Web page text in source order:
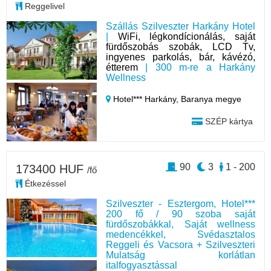
Szállás Szilveszter Harkány Hotel
WiFi, légkondícionálás, saját
fürdőszobás szobák, LCD Tv,
ingyenes parkolás, bár, kávézó,
étterem | 300 m-re a Harkány
Wellness
Hotel*** Harkány, Baranya megye
SZÉP kártya
Reggelivel
Szilveszter - Esztergom, Hotel***
200 fő / 90 szoba saját
fürdőszobákkal, Saját wellness
medencékkel, Svédasztalos
Reggeli és Vacsora + Szilveszteri
Mulatság korlátlan
italfogyasztással
173400 HUF /fő
Étkezéssel
1 - 200
3
90